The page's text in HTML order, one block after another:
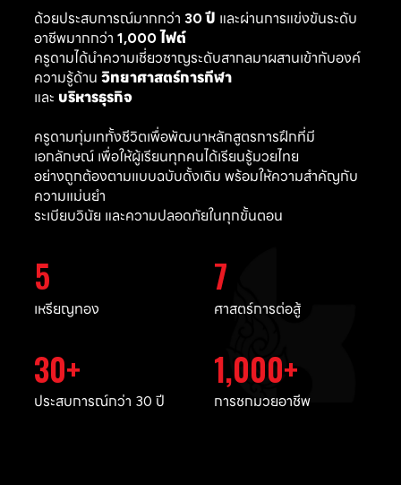
ด้วยประสบการณ์มากกว่า 30 ปี และผ่านการแข่งขันระดับ
อาชีพมากกว่า 1,000 ไฟต์
ครูดามได้นำความเชี่ยวชาญระดับสากลมาผสานเข้ากับองค์
ความรู้ด้าน วิทยาศาสตร์การกีฬา
และ บริหารธุรกิจ
ครูดามทุ่มเททั้งชีวิตเพื่อพัฒนาหลักสูตรการฝึกที่มี
เอกลักษณ์ เพื่อให้ผู้เรียนทุกคนได้เรียนรู้มวยไทย
อย่างถูกต้องตามแบบฉบับดั้งเดิม พร้อมให้ความสำคัญกับ
ความแม่นยำ
ระเบียบวินัย และความปลอดภัยในทุกขั้นตอน
5
เหรียญทอง
7
ศาสตร์การต่อสู้
30
ประสบการณ์กว่า 30 ปี
1,000
การชกมวยอาชีพ